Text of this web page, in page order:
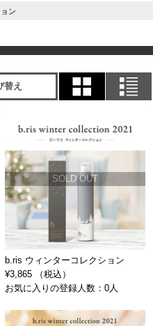
ン
替え
SOLD OUT
b.ris ウィンターコレクション
¥3,865 （税込）
お気に入りの登録人数：0人